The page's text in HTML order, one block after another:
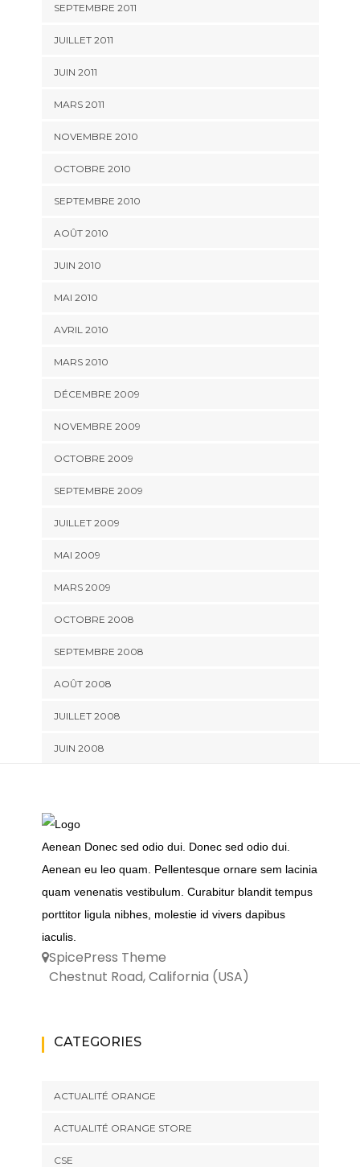
SEPTEMBRE 2011
JUILLET 2011
JUIN 2011
MARS 2011
NOVEMBRE 2010
OCTOBRE 2010
SEPTEMBRE 2010
AOÛT 2010
JUIN 2010
MAI 2010
AVRIL 2010
MARS 2010
DÉCEMBRE 2009
NOVEMBRE 2009
OCTOBRE 2009
SEPTEMBRE 2009
JUILLET 2009
MAI 2009
MARS 2009
OCTOBRE 2008
SEPTEMBRE 2008
AOÛT 2008
JUILLET 2008
JUIN 2008
Aenean Donec sed odio dui. Donec sed odio dui.
Aenean eu leo quam. Pellentesque ornare sem lacinia
quam venenatis vestibulum. Curabitur blandit tempus
porttitor ligula nibhes, molestie id vivers dapibus
iaculis.
SpicePress Theme
Chestnut Road, California (USA)
CATEGORIES
ACTUALITÉ ORANGE
ACTUALITÉ ORANGE STORE
CSE